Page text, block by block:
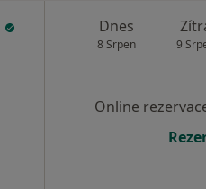
Dnes
8 Srpen 9
Online